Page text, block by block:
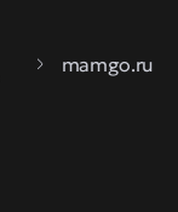
mamgo.ru